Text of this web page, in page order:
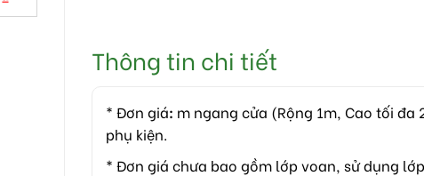
Thông tin chi tiết
* Đơn giá: m ngang cửa (Rộng 1m, Cao tối
phụ kiện.
* Đơn giá chưa bao gồm lớp voan, sử dụng